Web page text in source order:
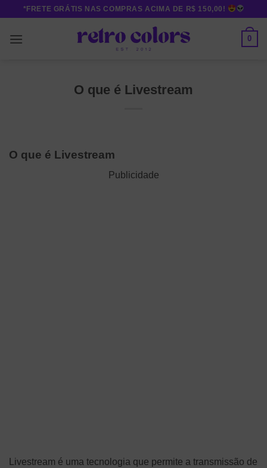
content
*FRETE GRÁTIS NAS COMPRAS ACIMA DE R$ 150,00!
0
O que é Livestream
O que é Livestream
Publicidade
Livestream é uma tecnologia que permite a transmissão de